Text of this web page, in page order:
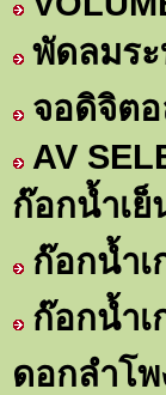
พัดลมร
จอดิจิต
AV
ก๊อกน้ำเย็
ก๊อกน้ำเ
ก๊อกน้ำ
ดอกลำโพ